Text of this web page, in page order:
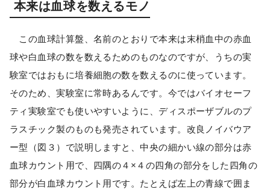
本来は血球を数えるモノ
この血球計算盤、名前のとおりで本来は末梢血中の赤血
球や白血球の数を数えるためのものなのですが、うちの実
験室ではおもに培養細胞の数を数えるのに使っています。
そのため、実験室に常時あるんです。今ではバイオセーフ
ティ実験室でも使いやすいように、ディスポーザブルのプ
ラスチック製のものも発売されています。改良ノイバウア
ー型（図３）で説明しますと、中央の細かい線の部分は赤
血球カウント用で、四隅の４×４の四角の部分をした四角の
部分が白血球カウント用です。たとえば左上の青線で囲ま